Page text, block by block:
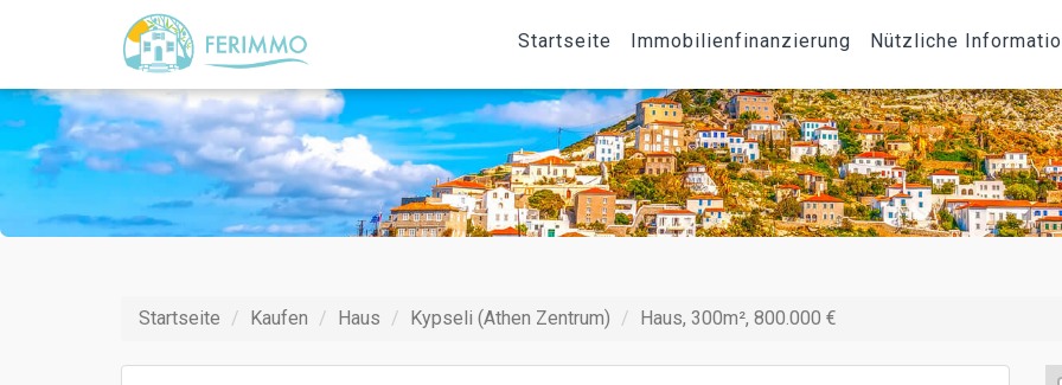
Startseite Immobilienfinanzierung Nützliche
Startseite Kaufen Haus Kypseli (Athen Zentrum) Haus, 300m², 800.000 €